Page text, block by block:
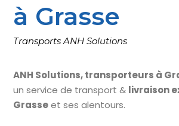
à Grasse
Transports ANH Solutions
ANH Solutions, transporteurs à
un service de transport & livraison
Grasseet ses alentours.